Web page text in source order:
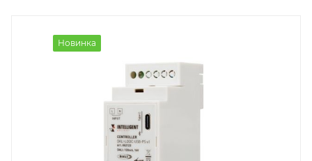
Новинка